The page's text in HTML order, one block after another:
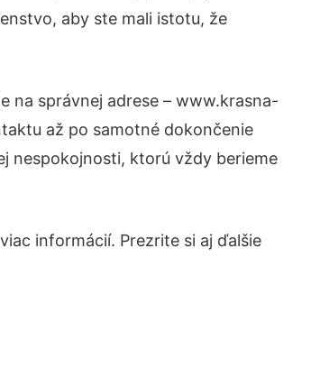
aby ste mali istotu, že
na správnej adrese – www.krasna-
až po samotné dokončenie
nespokojnosti, ktorú vždy berieme
informácií. Prezrite si aj ďalšie